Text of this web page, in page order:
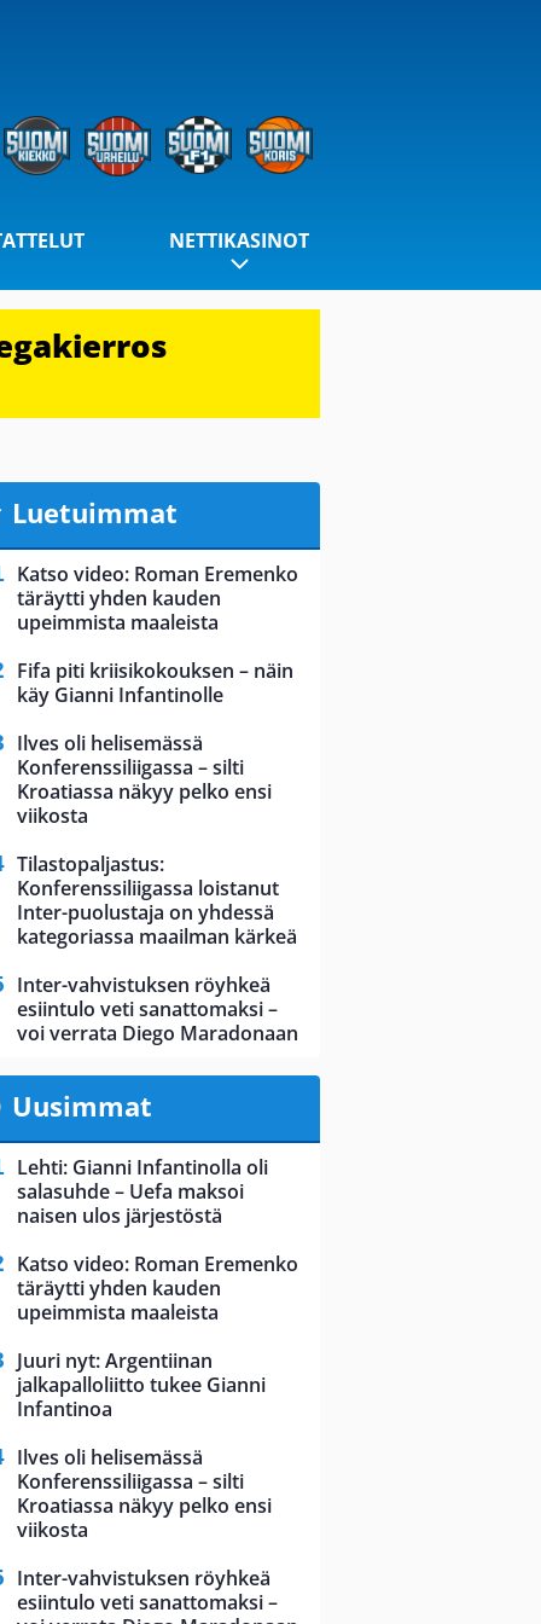
NETTIKASINOT
Luetuimmat
Katso video: Roman Eremenko
täräytti yhden kauden
upeimmista maaleista
Fifa piti kriisikokouksen – näin
käy Gianni Infantinolle
Ilves oli helisemässä
Konferenssiliigassa – silti
Kroatiassa näkyy pelko ensi
viikosta
Tilastopaljastus:
Konferenssiliigassa loistanut
Inter-puolustaja on yhdessä
kategoriassa maailman kärkeä
Inter-vahvistuksen röyhkeä
esiintulo veti sanattomaksi –
voi verrata Diego Maradonaan
Uusimmat
Lehti: Gianni Infantinolla oli
salasuhde – Uefa maksoi
naisen ulos järjestöstä
Katso video: Roman Eremenko
täräytti yhden kauden
upeimmista maaleista
Juuri nyt: Argentiinan
jalkapalloliitto tukee Gianni
Infantinoa
Ilves oli helisemässä
Konferenssiliigassa – silti
Kroatiassa näkyy pelko ensi
viikosta
Inter-vahvistuksen röyhkeä
esiintulo veti sanattomaksi –